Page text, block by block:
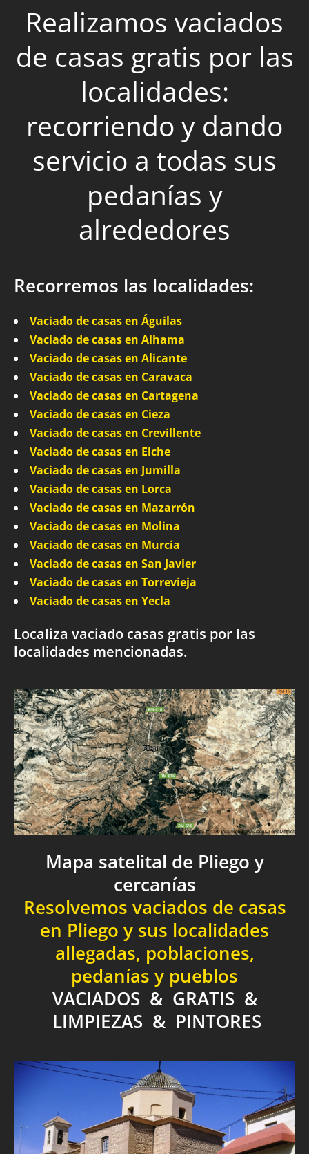
Realizamos vaciados
de casas gratis por las
localidades:
recorriendo y dando
servicio a todas sus
pedanías y
alrededores
Recorremos las localidades:
Vaciado de casas en Águilas
Vaciado de casas en Alhama
Vaciado de casas en Alicante
Vaciado de casas en Caravaca
Vaciado de casas en Cartagena
Vaciado de casas en Cieza
Vaciado de casas en Crevillente
Vaciado de casas en Elche
Vaciado de casas en Jumilla
Vaciado de casas en Lorca
Vaciado de casas en Mazarrón
Vaciado de casas en Molina
Vaciado de casas en Murcia
Vaciado de casas en San Javier
Vaciado de casas en Torrevieja
Vaciado de casas en Yecla
Localiza vaciado casas gratis por las
localidades mencionadas.
Mapa satelital de Pliego y
cercanías
Resolvemos vaciados de casas
en Pliego y sus localidades
allegadas, poblaciones,
pedanías y pueblos
VACIADOS & GRATIS &
LIMPIEZAS & PINTORES